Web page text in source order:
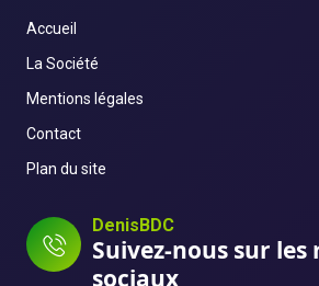
Accueil
La Société
Mentions légales
Contact
Plan du site
DenisBDC
Suivez-nous sur les
sociaux